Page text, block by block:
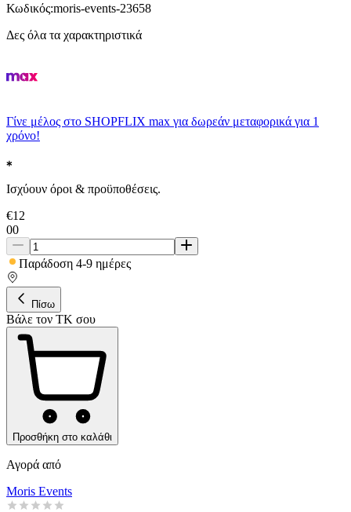
Κωδικός:moris-events-23658
Δες όλα τα χαρακτηριστικά
Γίνε μέλος στο SHOPFLIX max για δωρεάν μεταφορικά για 1
χρόνο!
Ισχύουν όροι & προϋποθέσεις.
€12
00
Παράδοση 4-9 ημέρες
Πίσω
Βάλε τον ΤΚ σου
Προσθήκη στο καλάθι
Αγορά από
Moris Events